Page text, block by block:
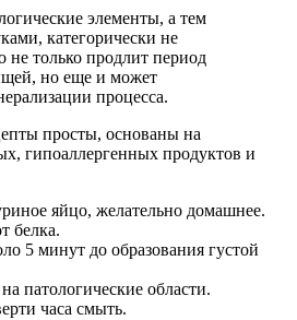
элементы, а тем
категорически не
не только продлит период
но еще и может
процесса.
просты, основаны на
гипоаллергенных продуктов и
яйцо, желательно домашнее.
белка.
5 минут до образования густой
патологические области.
часа смыть.